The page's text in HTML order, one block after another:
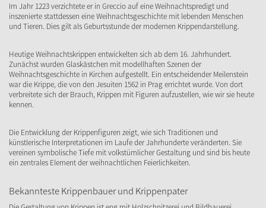
Im Jahr 1223 verzichtete er in Greccio auf eine Weihnachtspredigt und
inszenierte stattdessen eine Weihnachtsgeschichte mit lebenden Menschen
und Tieren. Dies gilt als Geburtsstunde der modernen Krippendarstellung.
Heutige Weihnachtskrippen entwickelten sich ab dem 16. Jahrhundert.
Zunächst wurden Glaskästchen mit modellhaften Szenen der
Weihnachtsgeschichte in Kirchen aufgestellt. Ein entscheidender Meilenstein
war die Krippe, die von den Jesuiten 1562 in Prag errichtet wurde. Von dort
verbreitete sich der Brauch, Krippen mit Figuren aufzustellen, wie wir sie heute
kennen.
Die Entwicklung der Krippenfiguren zeigt, wie sich Traditionen und
künstlerische Interpretationen im Laufe der Jahrhunderte veränderten. Sie
vereinen symbolische Tiefe mit volkstümlicher Gestaltung und sind bis heute
ein zentrales Element der weihnachtlichen Feierlichkeiten.
Bekannteste Krippenbauer und Krippenpater